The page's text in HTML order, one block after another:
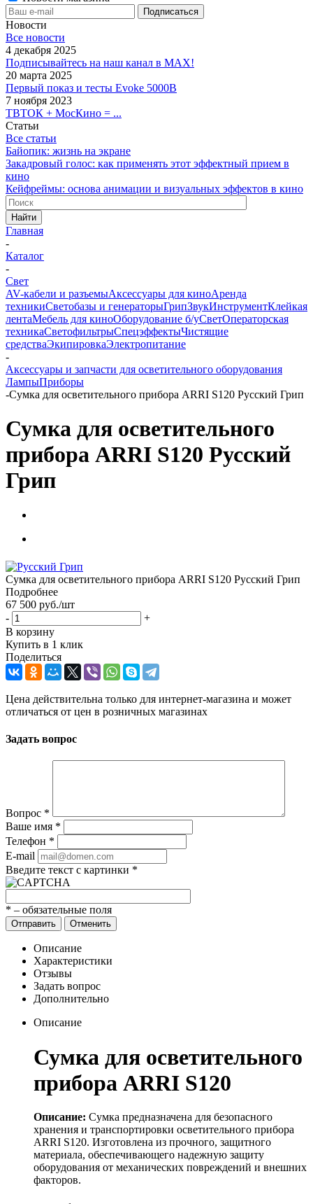
Новости
Все новости
4 декабря 2025
Подписывайтесь на наш канал в MAX!
20 марта 2025
Первый показ и тесты Evoke 5000B
7 ноября 2023
ТВТОК + МосКино = ...
Статьи
Все статьи
Байопик: жизнь на экране
Закадровый голос: как применять этот эффектный прием в
кино
Кейфреймы: основа анимации и визуальных эффектов в кино
Найти
Главная
-
Каталог
-
Свет
AV-кабели и разъемыАксессуары для киноАренда
техникиСветобазы и генераторыГрипЗвукИнструментКлейкая
лентаМебель для киноОборудование б/уСветОператорская
техникаСветофильтрыСпецэффектыЧистящие
средстваЭкипировкаЭлектропитание
-
Аксессуары и запчасти для осветительного оборудования
ЛампыПриборы
-Сумка для осветительного прибора ARRI S120 Русский Грип
Сумка для осветительного
прибора ARRI S120 Русский
Грип
Сумка для осветительного прибора ARRI S120 Русский Грип
Подробнее
67 500 руб./шт
-
+
В корзину
Купить в 1 клик
Поделиться
Цена действительна только для интернет-магазина и может
отличаться от цен в розничных магазинах
Задать вопрос
Вопрос *
Ваше имя *
Телефон *
E-mail
Введите текст с картинки *
* – обязательные поля
Отправить Отменить
Описание
Характеристики
Отзывы
Задать вопрос
Дополнительно
Описание
Сумка для осветительного
прибора ARRI S120
Описание: Сумка предназначена для безопасного
хранения и транспортировки осветительного прибора
ARRI S120. Изготовлена из прочного, защитного
материала, обеспечивающего надежную защиту
оборудования от механических повреждений и внешних
факторов.